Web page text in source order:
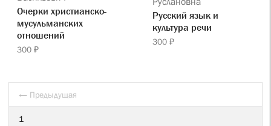
Очерки христианско-
мусульманских
отношений
300 ₽
Русский язык и
культура речи
300 ₽
← Предыдущая
1